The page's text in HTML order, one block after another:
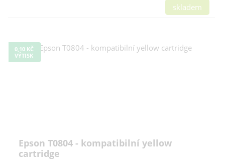
skladem
0,10 KČ
VÝTISK
Epson T0804 - kompatibilní yellow
cartridge